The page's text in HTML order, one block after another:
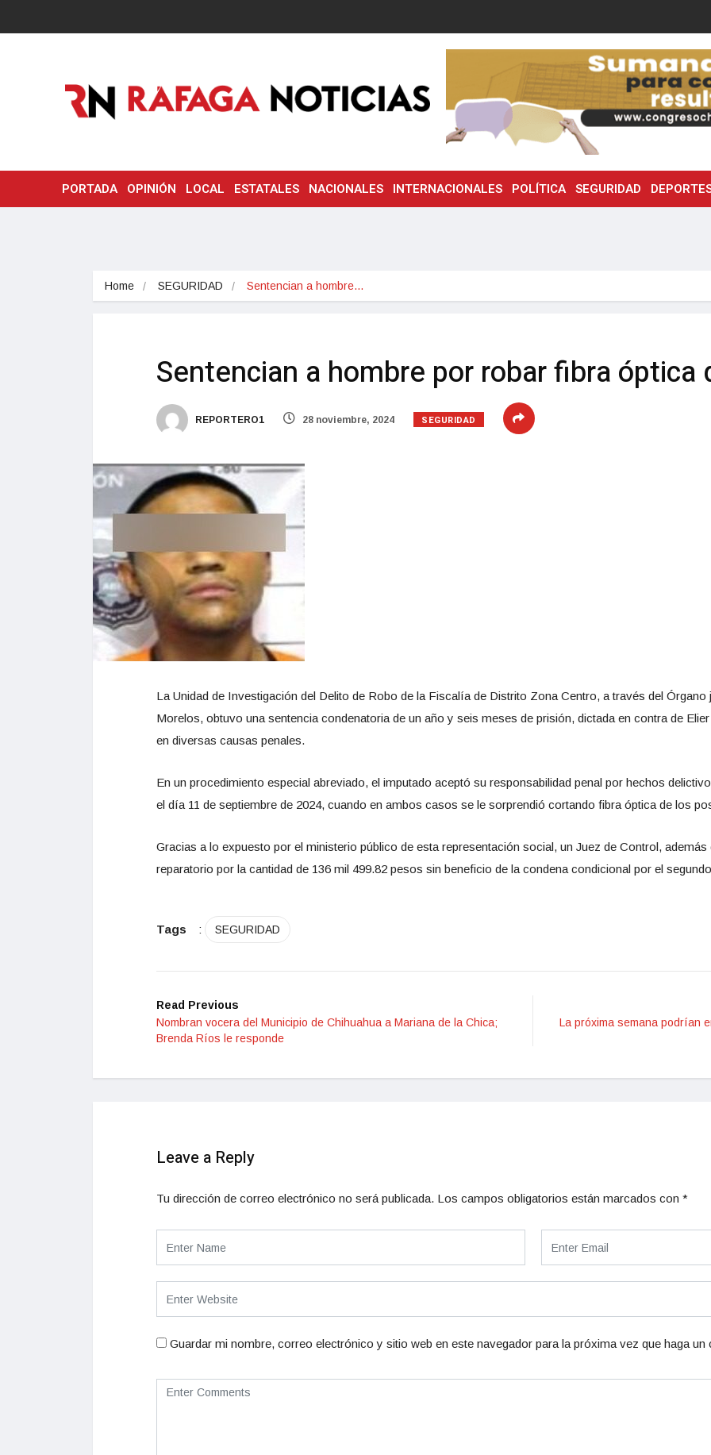
PORTADA OPINIÓN LOCAL ESTATALES NACIONALES INTERNACIONALES POLÍTICA SEGURIDAD
Home SEGURIDAD Sentencian a hombre…
Sentencian a hombre por robar fibra óptica
REPORTERO1 28 noviembre, 2024 SEGURIDAD
La Unidad de Investigación del Delito de Robo de la Fiscalía de Distrito Zona Centro, a través del Órgano
Morelos, obtuvo una sentencia condenatoria de un año y seis meses de prisión, dictada en contra de
en diversas causas penales.
En un procedimiento especial abreviado, el imputado aceptó su responsabilidad penal por hechos
el día 11 de septiembre de 2024, cuando en ambos casos se le sorprendió cortando fibra óptica de los
Gracias a lo expuesto por el ministerio público de esta representación social, un Juez de Control,
reparatorio por la cantidad de 136 mil 499.82 pesos sin beneficio de la condena condicional por el
Tags : SEGURIDAD
Read Previous
Nombran vocera del Municipio de Chihuahua a Mariana de la Chica;
Brenda Ríos le responde
La próxima semana podrían
Leave a Reply
Tu dirección de correo electrónico no será publicada. Los campos obligatorios están marcados con *
Guardar mi nombre, correo electrónico y sitio web en este navegador para la próxima vez que haga un